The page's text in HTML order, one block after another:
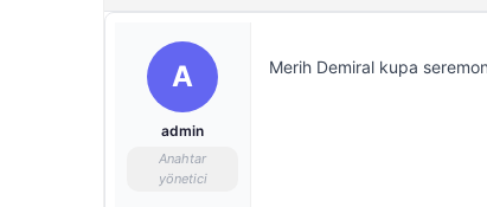
A
admin
Anahtar
yönetici
Merih Demiral kupa